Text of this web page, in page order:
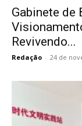
Gabinete de
Revivendo...
Redação - 24 de